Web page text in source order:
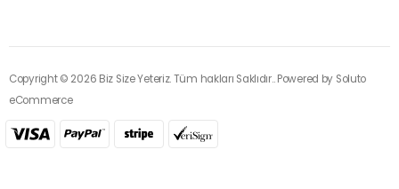
Copyright © 2026 Biz Size Yeteriz. Tüm hakları Saklıdır.. Powered by Soluto
eCommerce